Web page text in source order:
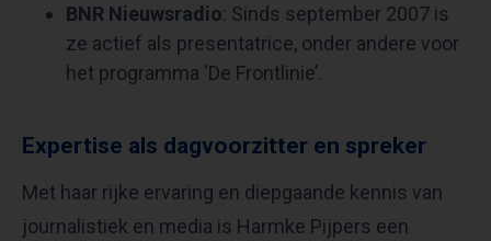
BNR Nieuwsradio: Sinds september 2007 is
ze actief als presentatrice, onder andere voor
het programma ‘De Frontlinie’.
Expertise als dagvoorzitter en spreker
Met haar rijke ervaring en diepgaande kennis van
journalistiek en media is Harmke Pijpers een